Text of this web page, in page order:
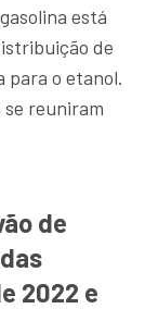
está
de
para o etanol.
reuniram
de
2022 e